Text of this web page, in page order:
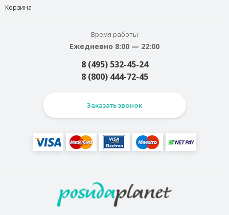
Корзина
Время работы
Ежедневно 8:00 — 22:00
8 (495) 532-45-24
8 (800) 444-72-45
Заказать звонок